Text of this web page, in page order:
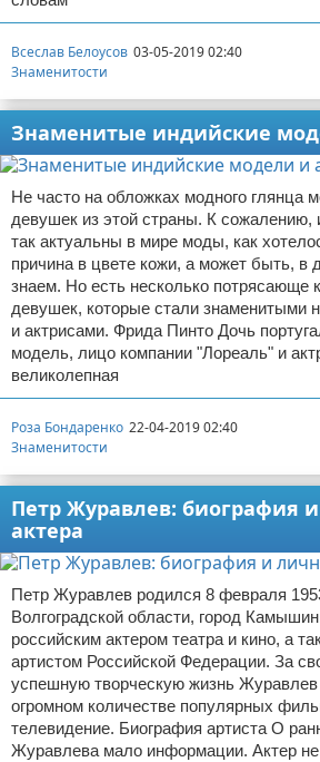
Всеслав Белоусов 03-05-2019 02:40
Знаменитости
Знаменитые индийские
Не часто на обложках модного глянца
девушек из этой страны. К сожалению,
так актуальны в мире моды, как
причина в цвете кожи, а может быть, в
знаем. Но есть несколько потрясающе
девушек, которые стали знаменитыми
и актрисами. Фрида Пинто Дочь
модель, лицо компании "Лореаль" и
великолепная
Роза Бондаренко 22-04-2019 02:40
Знаменитости
Петр Журавлев: биография
актера
Петр Журавлев родился 8 февраля
Волгоградской области, город
российским актером театра и кино, а
артистом Российской Федерации. За
успешную творческую жизнь Журавлев
огромном количестве популярных
телевидение. Биография артиста О
Журавлева мало информации. Актер